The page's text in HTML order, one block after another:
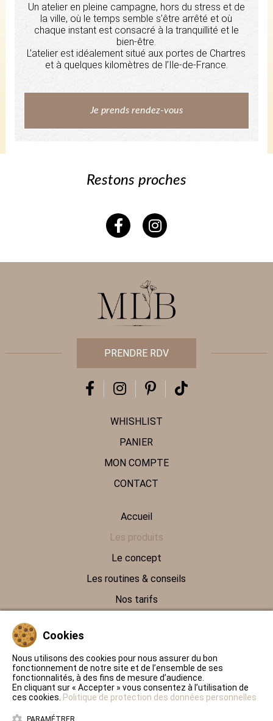
Un atelier en pleine campagne, hors du stress et de
la ville, où le temps semble s’être arrêté et où
chaque instant est consacré à la tranquillité et le
bien-être.
L’atelier est idéalement situé aux portes de Chartres
et à quelques kilomètres de l’Ile-de-France.
Je prends rendez-vous
Restons proches
PRENDRE RDV
WHISHLIST
PANIER
MON COMPTE
CONTACT
Accueil
Les produits
Le concept
Les routines & conseils
Nos tarifs
Conditions Générales de Ventes
Mentions légales
Cookies
Nous utilisons des cookies pour nous assurer du bon
fonctionnement de notre site et de l’ensemble de ses
fonctionnalités, à des fins de mesure d’audience.
En cliquant sur « Accepter » vous consentez à l’utilisation de
ces cookies. Politique de protection des données personnelles
PARAMÉTRER